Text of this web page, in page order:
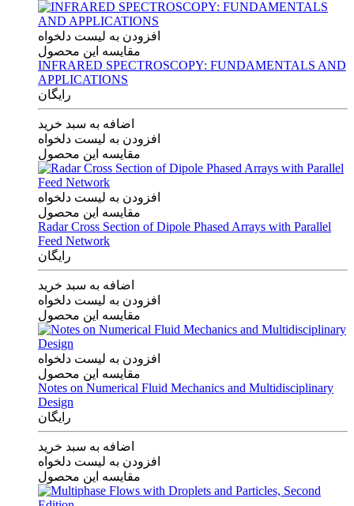
افزودن به لیست دلخواه
مقایسه این محصول
INFRARED SPECTROSCOPY: FUNDAMENTALS AND
APPLICATIONS
رایگان
اضافه به سبد خرید
افزودن به لیست دلخواه
مقایسه این محصول
افزودن به لیست دلخواه
مقایسه این محصول
Radar Cross Section of Dipole Phased Arrays with Parallel
Feed Network
رایگان
اضافه به سبد خرید
افزودن به لیست دلخواه
مقایسه این محصول
افزودن به لیست دلخواه
مقایسه این محصول
Notes on Numerical Fluid Mechanics and Multidisciplinary
Design
رایگان
اضافه به سبد خرید
افزودن به لیست دلخواه
مقایسه این محصول